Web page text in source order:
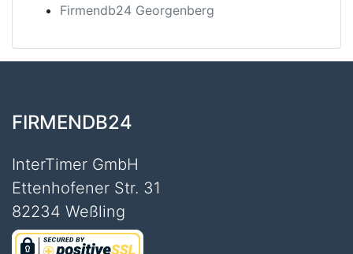
Firmendb24 Georgenberg
FIRMENDB24
InterTimer GmbH
Ettenhofener Str. 31
82234 Weßling